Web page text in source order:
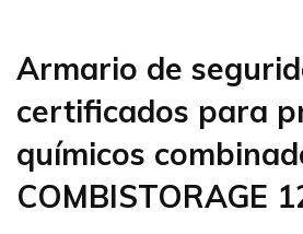
Armario de
certificados para
químicos
COMBISTORAGE